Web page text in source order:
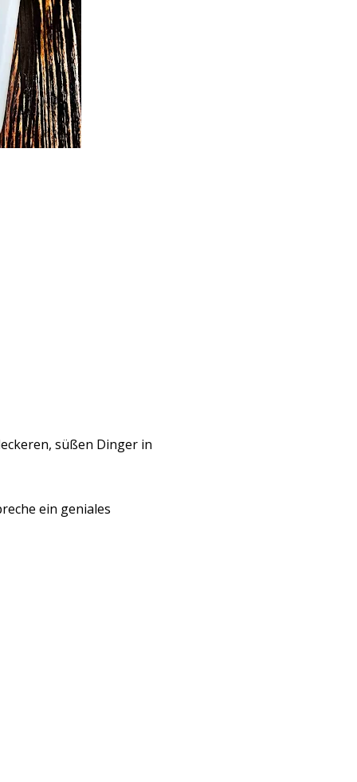
süßen Dinger in
ein geniales